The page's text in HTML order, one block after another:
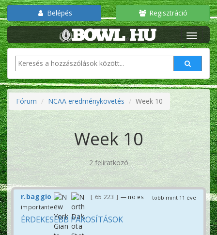
Belépés Regisztráció
Fórum NCAA eredménykövetés Week 10
Week 10
2 feliratkozó
több mint 11 éve
r.baggio 65 223
— no es
importante
ÉRDEKESEBB PÁROSÍTÁSOK